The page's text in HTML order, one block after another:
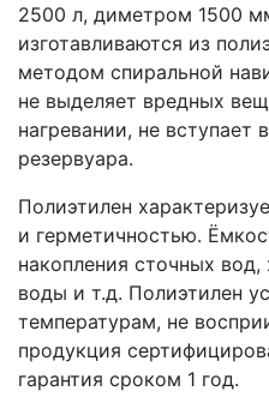
2500 л, диметром 1500
изготавливаются из
методом спиральной
не выделяет вредных
нагревании, не
резервуара.
Полиэтилен
и герметичностью.
накопления сточных вод,
воды и т.д. Полиэтилен
температурам, не
продукция
гарантия сроком 1 год.